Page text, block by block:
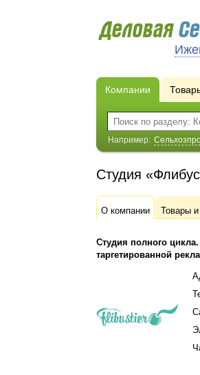
Компании
Например:
Студия
О компании Товары и
Студия полного
таргетированной